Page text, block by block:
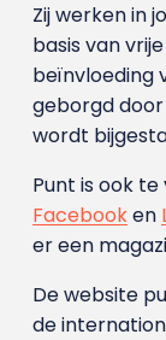
Zij werken in
basis van
beïnvloeding
geborgd
wordt
Punt is ook
Facebooken
er een
De website
de